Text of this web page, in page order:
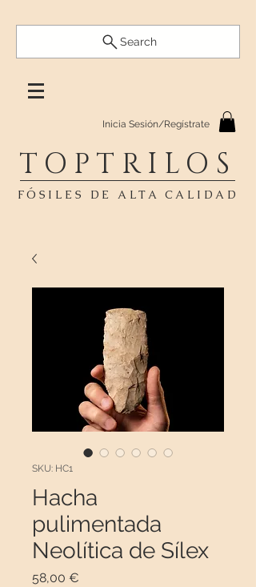
Search
Inicia Sesión/Regístrate
TOPTRILOS
FÓSILES DE ALTA CALIDAD
SKU: HC1
Hacha
pulimentada
Neolítica de Sílex
58,00 €